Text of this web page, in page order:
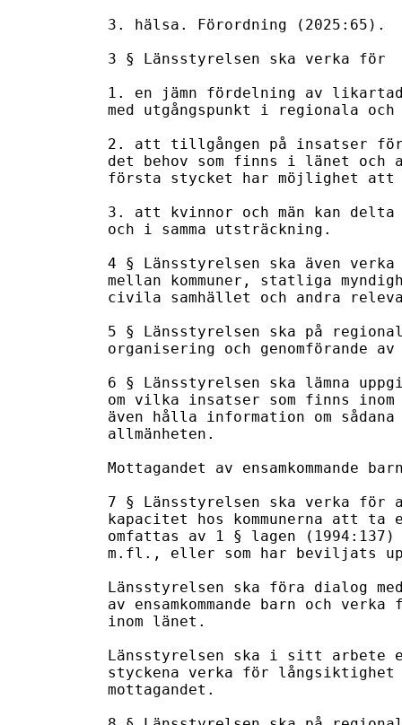
3. hälsa. Förordning (2025:65).
3 § Länsstyrelsen ska verka
1. en jämn fördelning av
med utgångspunkt i regionala
2. att tillgången på insatser
det behov som finns i länet och
första stycket har möjlighet att
3. att kvinnor och män kan
och i samma utsträckning.
4 § Länsstyrelsen ska även
mellan kommuner, statliga
civila samhället och andra
5 § Länsstyrelsen ska på
organisering och genomförande
6 § Länsstyrelsen ska lämna
om vilka insatser som finns
även hålla information om
allmänheten.
Mottagandet av ensamkommande
7 § Länsstyrelsen ska verka
kapacitet hos kommunerna att ta
omfattas av 1 § lagen (1994:137)
m.fl., eller som har beviljats
Länsstyrelsen ska föra dialog med
av ensamkommande barn och
inom länet.
Länsstyrelsen ska i sitt arbete
styckena verka för
mottagandet.